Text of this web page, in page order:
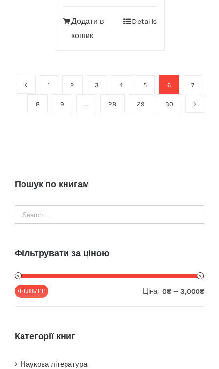
Додати в
кошик
Details
1 2 3 4 5 6 7
8 9 … 28 29 30
Пошук по книгам
Фільтрувати за ціною
ФІЛЬТР Ціна: 0₴ — 3,000₴
Категорії книг
Наукова література